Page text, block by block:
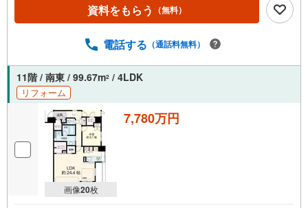
資料をもらう （無料）
電話する （通話料無料）
11階 / 南東 / 99.67m2 / 4LDK
リフォーム
画像20枚
7,780万円